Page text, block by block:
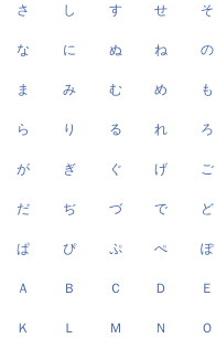
さ し す せ そ
な に ぬ ね の
ま み む め も
ら り る れ ろ
が ぎ ぐ げ ご
だ ぢ づ で ど
ぱ ぴ ぷ ぺ ぽ
Ａ Ｂ Ｃ Ｄ Ｅ
Ｋ Ｌ Ｍ Ｎ Ｏ